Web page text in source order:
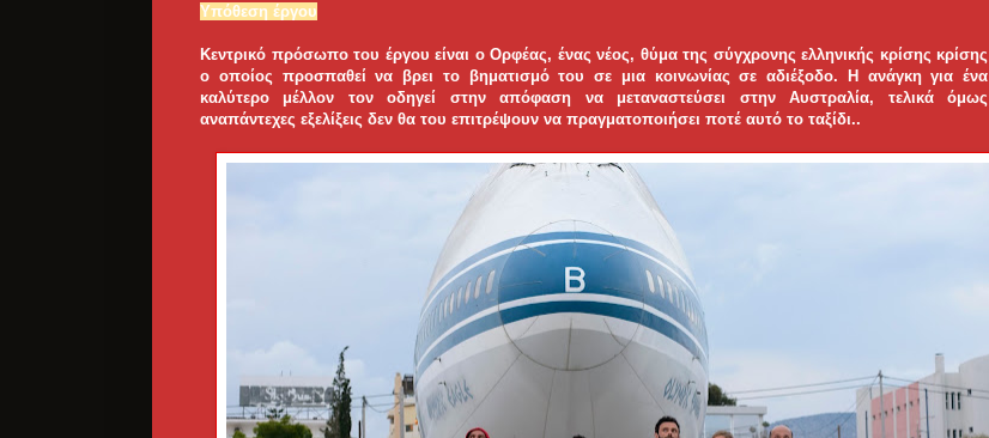
Υπόθεση έργου
Κεντρικό πρόσωπο του έργου είναι ο Ορφέας, ένας νέος, θύμα της σύγχρονης ελληνικής κρίσης κρίσης
ο οποίος προσπαθεί να βρει το βηματισμό του σε μια κοινωνίας σε αδιέξοδο. Η ανάγκη για ένα
καλύτερο μέλλον τον οδηγεί στην απόφαση να μεταναστεύσει στην Αυστραλία, τελικά όμως
αναπάντεχες εξελίξεις δεν θα του επιτρέψουν να πραγματοποιήσει ποτέ αυτό το ταξίδι..